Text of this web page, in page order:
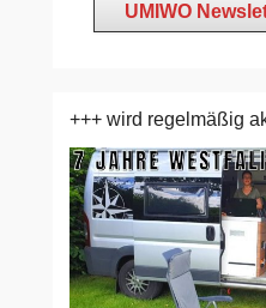
+++ wird regelmäßig